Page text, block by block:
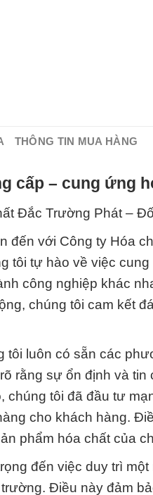
THÔNG TIN MUA HÀNG
cấp – cung ứng
Đắc Trường Phát –
đến với Công ty Hóa
tôi tự hào về việc
công nghiệp khác
chúng tôi cam kết
tôi luôn có sẵn các
rằng sự ổn định và
chúng tôi đã đầu tư
cho khách hàng.
phẩm hóa chất của
đến việc duy trì
Điều này đảm